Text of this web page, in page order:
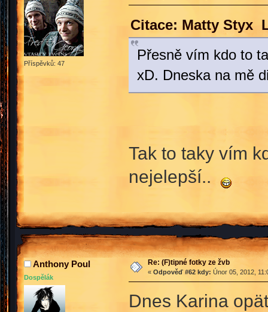
Příspěvků: 47
Citace: Matty Styx
Přesně vím kdo to
xD. Dneska na mě
Tak to taky vím
nejelepší..
Anthony Poul
Dospělák
Re: (F)tipné fotky ze žvb
« Odpověď #62 kdy: Únor 05, 2012,
Dnes Karina